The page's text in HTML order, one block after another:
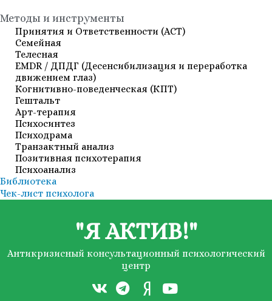
Методы и инструменты
Принятия и Ответственности (АСТ)
Семейная
Телесная
EMDR / ДПДГ (Десенсибилизация и переработка
движением глаз)
Когнитивно-поведенческая (КПТ)
Гештальт
Арт-терапия
Психосинтез
Психодрама
Транзактный анализ
Позитивная психотерапия
Психоанализ
Библиотека
Чек-лист психолога
"Я АКТИВ!"
Антикризисный консультационный психологический
центр